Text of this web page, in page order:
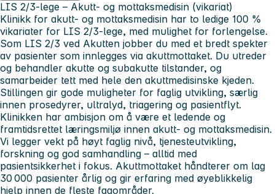
LIS 2/3‑lege – Akutt- og mottaksmedisin (vikariat)
Klinikk for akutt- og mottaksmedisin har to ledige 100 %
vikariater for LIS 2/3‑lege, med mulighet for forlengelse.
Som LIS 2/3 ved Akutten jobber du med et bredt spekter
av pasienter som innlegges via akuttmottaket. Du utreder
og behandler akutte og subakutte tilstander, og
samarbeider tett med hele den akuttmedisinske kjeden.
Stillingen gir gode muligheter for faglig utvikling, særlig
innen prosedyrer, ultralyd, triagering og pasientflyt.
Klinikken har ambisjon om å være et ledende og
framtidsrettet læringsmiljø innen akutt- og mottaksmedisin.
Vi legger vekt på høyt faglig nivå, tjenesteutvikling,
forskning og god samhandling – alltid med
pasientsikkerhet i fokus. Akuttmottaket håndterer om lag
30 000 pasienter årlig og gir erfaring med øyeblikkelig
hjelp innen de fleste fagområder.